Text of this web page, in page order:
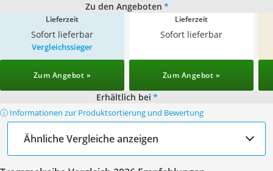
Zu den Angeboten *
Lieferzeit
Sofort lieferbar
Lieferzeit
Sofort lieferbar
Vergleichssieger
Zum Angebot » Zum Angebot »
Erhältlich bei *
ⓘ Informationen zur Produktsortierung und Bewertung
Ähnliche Vergleiche anzeigen